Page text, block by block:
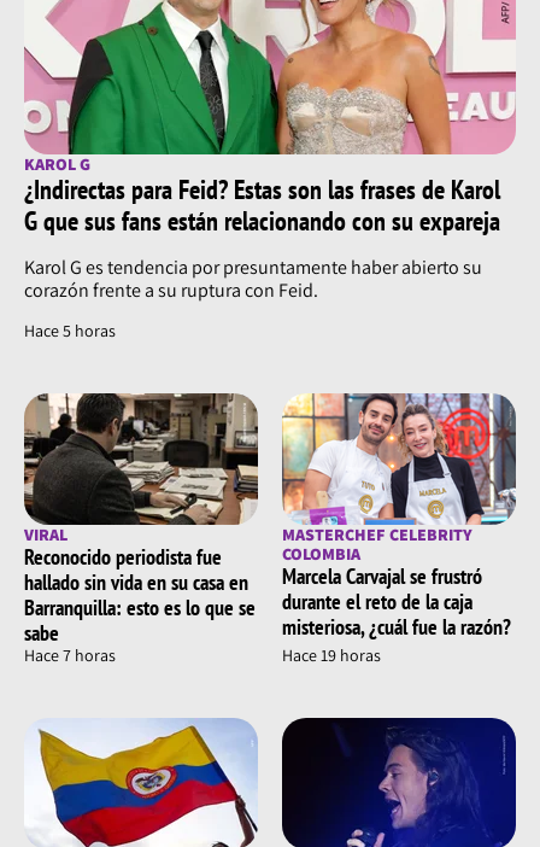
KAROL G
¿Indirectas para Feid? Estas son las frases de Karol
G que sus fans están relacionando con su expareja
Karol G es tendencia por presuntamente haber abierto su
corazón frente a su ruptura con Feid.
Hace 5 horas
VIRAL
Reconocido periodista fue
hallado sin vida en su casa en
Barranquilla: esto es lo que se
sabe
Hace 7 horas
MASTERCHEF CELEBRITY
COLOMBIA
Marcela Carvajal se frustró
durante el reto de la caja
misteriosa, ¿cuál fue la razón?
Hace 19 horas